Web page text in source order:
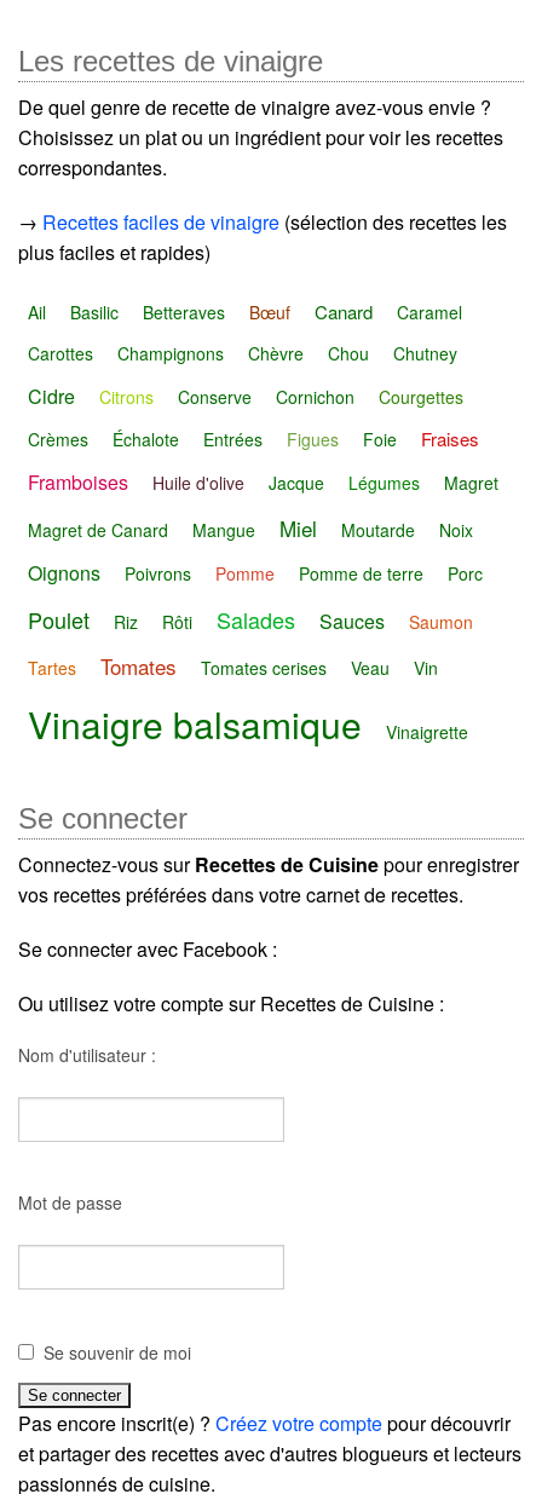
Les recettes de vinaigre
De quel genre de recette de vinaigre avez-vous envie ?
Choisissez un plat ou un ingrédient pour voir les recettes
correspondantes.
→ Recettes faciles de vinaigre (sélection des recettes les
plus faciles et rapides)
Ail Basilic Betteraves Bœuf Canard
Caramel
Carottes
Champignons Chèvre Chou Chutney
Cidre Citrons Conserve Cornichon
Courgettes
Crèmes
Échalote Entrées Figues Foie Fraises
Framboises Huile d'olive Jacque Légumes
Magret
Magret de Canard
Mangue Miel Moutarde Noix
Oignons Poivrons Pomme Pomme de terre Porc
Poulet Riz Rôti Salades Sauces
Saumon
Tartes
Tomates Tomates cerises Veau Vin
Vinaigre balsamique Vinaigrette
Se connecter
Connectez-vous surRecettes de Cuisinepour enregistrer
vos recettes préférées dans votre carnet de recettes.
Se connecter avec Facebook :
Ou utilisez votre compte sur Recettes de Cuisine :
Nom d'utilisateur :
Mot de passe
Se souvenir de moi
Pas encore inscrit(e) ? Créez votre comptepour découvrir
et partager des recettes avec d'autres blogueurs et lecteurs
passionnés de cuisine.